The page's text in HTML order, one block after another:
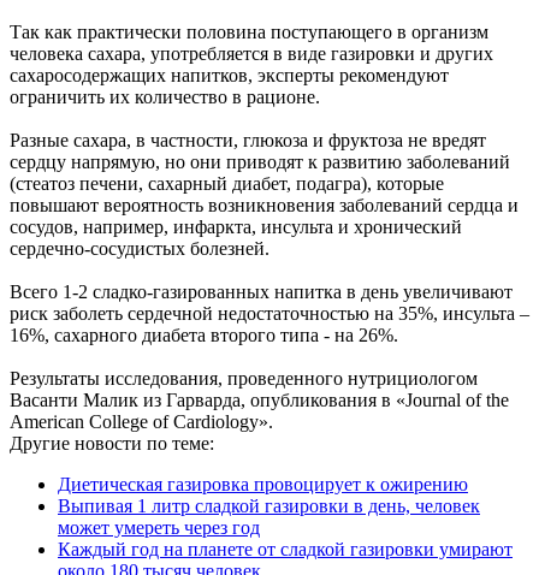
Так как практически половина поступающего в организм
человека сахара, употребляется в виде газировки и других
сахаросодержащих напитков, эксперты рекомендуют
ограничить их количество в рационе.
Разные сахара, в частности, глюкоза и фруктоза не вредят
сердцу напрямую, но они приводят к развитию заболеваний
(стеатоз печени, сахарный диабет, подагра), которые
повышают вероятность возникновения заболеваний сердца и
сосудов, например, инфаркта, инсульта и хронический
сердечно-сосудистых болезней.
Всего 1-2 сладко-газированных напитка в день увеличивают
риск заболеть сердечной недостаточностью на 35%, инсульта –
16%, сахарного диабета второго типа - на 26%.
Результаты исследования, проведенного нутрициологом
Васанти Малик из Гарварда, опубликования в «Journal of the
American College of Cardiology».
Другие новости по теме:
Диетическая газировка провоцирует к ожирению
Выпивая 1 литр сладкой газировки в день, человек
может умереть через год
Каждый год на планете от сладкой газировки умирают
около 180 тысяч человек